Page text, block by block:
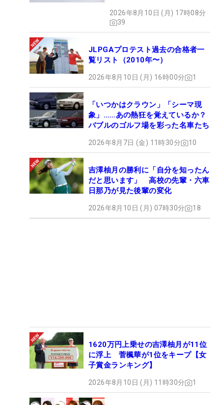
#ギアカタログ2026
2026年8月10日 (月) 17時08分
39
JLPGAプロテスト過去の合格者一
覧リスト（2010年〜）
2026年8月10日 (月) 16時00分 1
「いつかはクラウン」「シーマ現
象」……あの熱狂を覚えているか？
バブルのゴルフ場を彩った名車たち
2026年8月7日 (金) 11時30分 10
吉澤柚月の勝利に「自分を知ったん
だと思います」 高校の先輩・六車
日那乃が見た後輩の変化
2026年8月10日 (月) 07時30分 18
1620万円上乗せの吉澤柚月が11位
に浮上 菅楓華が1位をキープ【女
子賞金ランキング】
2026年8月10日 (月) 11時30分 1